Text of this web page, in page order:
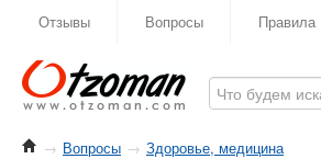
Отзывы Вопросы Правила
→ Вопросы → Здоровье, медицина